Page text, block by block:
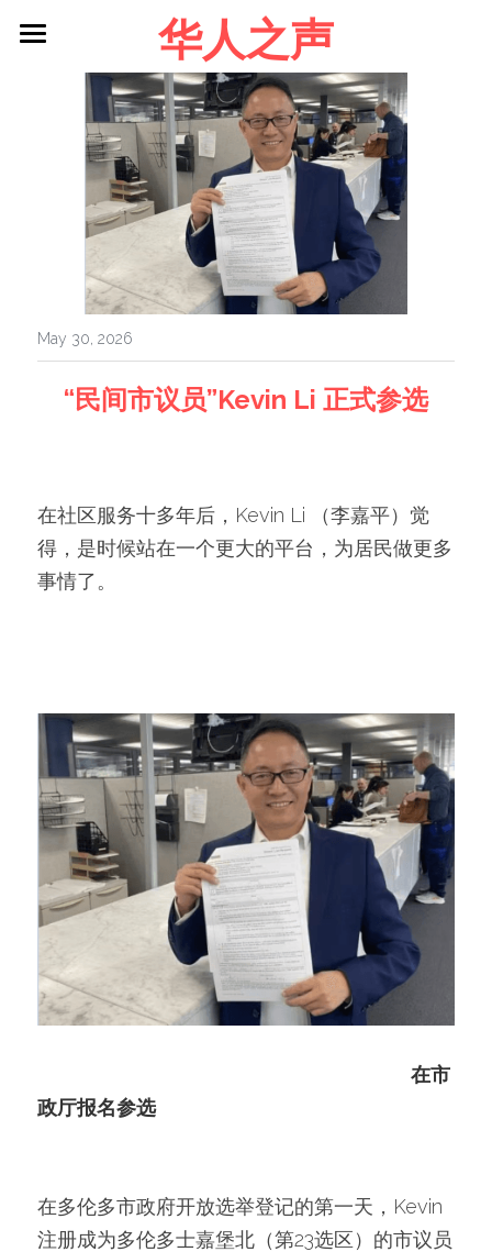
华人之声
About me
Blog
Contact
Facebook
Login / Register
May 30, 2026
“民间市议员”Kevin Li 正式参选
在社区服务十多年后，Kevin Li （李嘉平）觉
得，是时候站在一个更大的平台，为居民做更多
事情了。
在市
政厅报名参选
在多伦多市政府开放选举登记的第一天，Kevin
注册成为多伦多士嘉堡北（第23选区）的市议员